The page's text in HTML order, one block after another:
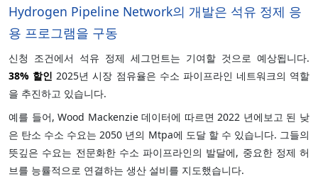
Hydrogen Pipeline Network의 개발은 석유 정제 응
용 프로그램을 구동
신청 조건에서 석유 정제 세그먼트는 기여할 것으로 예상됩니다.
38% 할인 2025년 시장 점유율은 수소 파이프라인 네트워크의 역할
을 추진하고 있습니다.
예를 들어, Wood Mackenzie 데이터에 따르면 2022 년에보고 된 낮
은 탄소 수소 수요는 2050 년의 Mtpa에 도달 할 수 있습니다. 그들의
뜻깊은 수요는 전문화한 수소 파이프라인의 발달에, 중요한 정제 허
브를 능률적으로 연결하는 생산 설비를 지도했습니다.